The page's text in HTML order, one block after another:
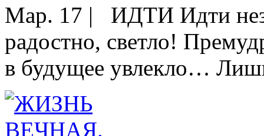
Мар. 17 |
ИДТИ Идти
радостно, светло!
в будущее увлекло…